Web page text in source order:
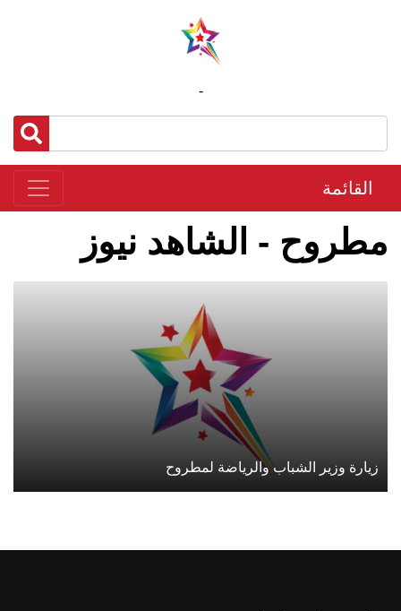
-
القائمة
مطروح - الشاهد نيوز
زيارة وزير الشباب والرياضة لمطروح